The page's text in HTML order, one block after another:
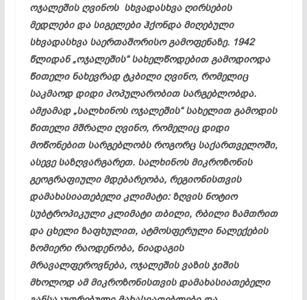
ოჯალეშის ღვინოს სხვადასხვა ღირსების
მედლები და სიგელები ჰქონდა მიღებული
სხვადასხვა საერთაშორისო გამოფენაზე. 1942
წლიდან „ოჯალეშის“ სახელწოდებით გამოდიოდა
წითელი ნახევრად ტკბილი ღვინო, რომელიც
საკმაოდ დიდი პოპულარობით სარგებლობდა.
ამჟამად „სალხინოს ოჯალეშის“ სახელით გამოდის
წითელი მშრალი ღვინო, რომელიც დიდი
მოწონებით სარგებლობს როგორც საქართველოში,
ასევე საზღვარგარეთ. სალხინოს მიკროზონის
გეოგრაფიული მდებარეობა, რეგიონისთვის
დამახასიათებელი კლიმატი: ზღვის ნოტიო
სუბტროპიკული კლიმატი თბილი, რბილი ზამთრით
და ცხელი ზაფხულით, ატმოსფერული ნალექების
ზომიერი რაოდენობა, ნიადაგის
მრავალფეროვნება, ოჯალეშის ვაზის ჯიშის
მხოლოდ ამ მიკროზონისთვის დამახასიათებელი